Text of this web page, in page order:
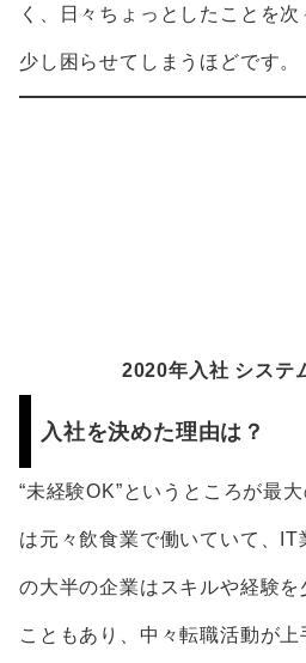
く、日々ちょっとしたことを次
少し困らせてしまうほどです。
2020年入社 システ
入社を決めた理由は？
“未経験OK”というところが最
は元々飲食業で働いていて、
の大半の企業はスキルや経験を
こともあり、中々転職活動が